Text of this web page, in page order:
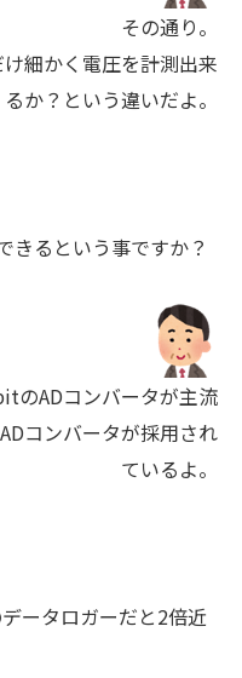
その通り。
細かく電圧を計測出来
るか？という違いだよ。
きるという事ですか？
のADコンバータが主流
コンバータが採用され
ているよ。
ータロガーだと2倍近